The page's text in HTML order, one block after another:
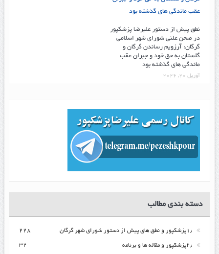
نطق پیش از دستور علیرضا پزشکپور
در صحن علنی شورای شهر اسلامی
گرگان: آرزویم رساندن گرگان و
گلستان به حق خود و جبران عقب
ماندگی های گذشته بود
آوریل 20, 2026
دسته بندی مطالب
۱٫پزشکپور و نطق های پیش از دستور شورای شهر گرگان ۲۲۸
۲٫پزشکپور و مقاله ها و برنامه ۳۲